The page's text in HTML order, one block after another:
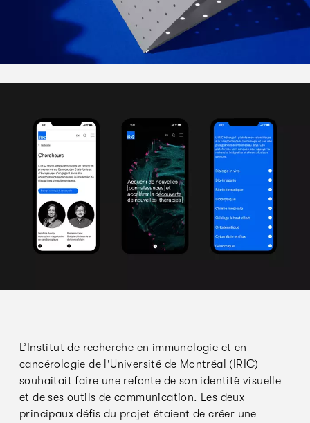
L’Institut de recherche en immunologie et en
cancérologie de l'Université de Montréal (IRIC)
souhaitait faire une refonte de son identité visuelle
et de ses outils de communication. Les deux
principaux défis du projet étaient de créer une